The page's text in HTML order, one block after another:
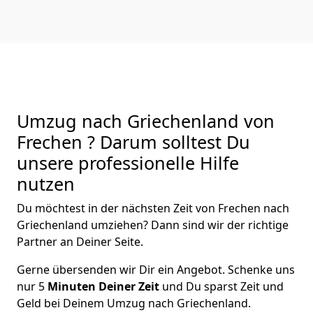
Umzug nach Griechenland von
Frechen ? Darum solltest Du
unsere professionelle Hilfe
nutzen
Du möchtest in der nächsten Zeit von Frechen nach
Griechenland umziehen? Dann sind wir der richtige
Partner an Deiner Seite.
Gerne übersenden wir Dir ein Angebot. Schenke uns
nur 5 Minuten Deiner Zeit und Du sparst Zeit und
Geld bei Deinem Umzug nach Griechenland.